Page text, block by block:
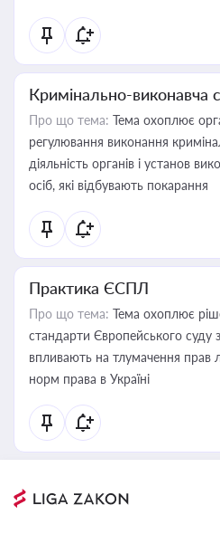
Кримінально-виконавча
Про що тема: Тема охоплює
регулювання виконання
діяльність органів і установ
осіб, які відбувають покарання
Практика ЄСПЛ
Про що тема: Тема охоплює
стандарти Європейського суду
впливають на тлумачення прав
норм права в Україні